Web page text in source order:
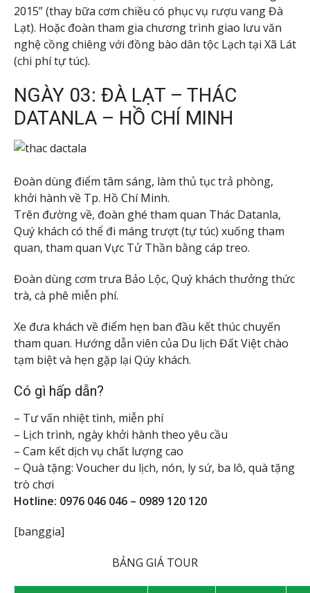
2015” (thay bữa cơm chiều có phục vụ rượu vang Đà
Lạt). Hoặc đoàn tham gia chương trình giao lưu văn
nghệ cồng chiêng với đồng bào dân tộc Lạch tại Xã Lát
(chi phí tự túc).
NGÀY 03: ĐÀ LẠT – THÁC
DATANLA – HỒ CHÍ MINH
Đoàn dùng điểm tâm sáng, làm thủ tục trả phòng,
khởi hành về Tp. Hồ Chí Minh.
Trên đường về, đoàn ghé tham quan Thác Datanla,
Quý khách có thể đi máng trượt (tự túc) xuống tham
quan, tham quan Vực Tử Thần bằng cáp treo.
Đoàn dùng cơm trưa Bảo Lộc, Quý khách thưởng thức
trà, cà phê miễn phí.
Xe đưa khách về điểm hẹn ban đầu kết thúc chuyến
tham quan. Hướng dẫn viên của Du lịch Đất Việt chào
tạm biệt và hẹn gặp lại Qúy khách.
Có gì hấp dẫn?
– Tư vấn nhiệt tình, miễn phí
– Lịch trình, ngày khởi hành theo yêu cầu
– Cam kết dịch vụ chất lượng cao
– Quà tặng: Voucher du lịch, nón, ly sứ, ba lô, quà tặng
trò chơi
Hotline: 0976 046 046 – 0989 120 120
[banggia]
BẢNG GIÁ TOUR